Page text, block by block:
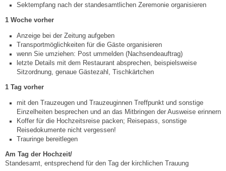
Mitarbeiter
Stellenangebote
Ortsrecht
Schadensmeldungen
Bürgerservice
Gemeinderat
Sitzungsberichte
Sektempfang nach der standesamtlichen Zeremonie organisieren
1 Woche vorher
Anzeige bei der Zeitung aufgeben
Transportmöglichkeiten für die Gäste organisieren
wenn Sie umziehen: Post ummelden (Nachsendeauftrag)
letzte Details mit dem Restaurant absprechen, beispielsweise
Sitzordnung, genaue Gästezahl, Tischkärtchen
1 Tag vorher
mit den Trauzeugen und Trauzeuginnen Treffpunkt und sonstige
Einzelheiten besprechen und an das Mitbringen der Ausweise erinnern
Koffer für die Hochzeitsreise packen; Reisepass, sonstige
Reisedokumente nicht vergessen!
Trauringe bereitlegen
Am Tag der Hochzeit/
Standesamt, entsprechend für den Tag der kirchlichen Trauung